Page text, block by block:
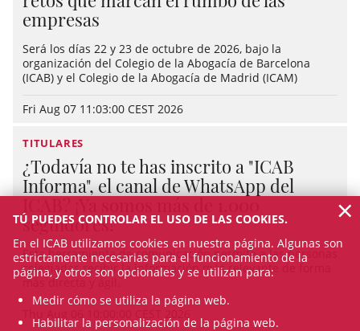
empresas
Será los días 22 y 23 de octubre de 2026, bajo la
organización del Colegio de la Abogacía de Barcelona
(ICAB) y el Colegio de la Abogacía de Madrid (ICAM)
Fri Aug 07 11:03:00 CEST 2026
TITULARES
¿Todavía no te has inscrito a "ICAB
Informa", el canal de WhatsApp del
seguidores!
Esta herramienta de comunicación permite a las personas
colegiadas recibir la información más relevante de forma
más directa y ágil.
TÚ PUEDES CONTROLAR EL USO DE LAS COOKIES.
En el ICAB utilizamos cookies en nuestra página. Algunas son
estrictamente necesarias para el funcionamiento de la
página, y otros son opcionales y se utilizan para:
Medir cómo se utiliza la página web.
Habilitar la personalización de la página web.
×